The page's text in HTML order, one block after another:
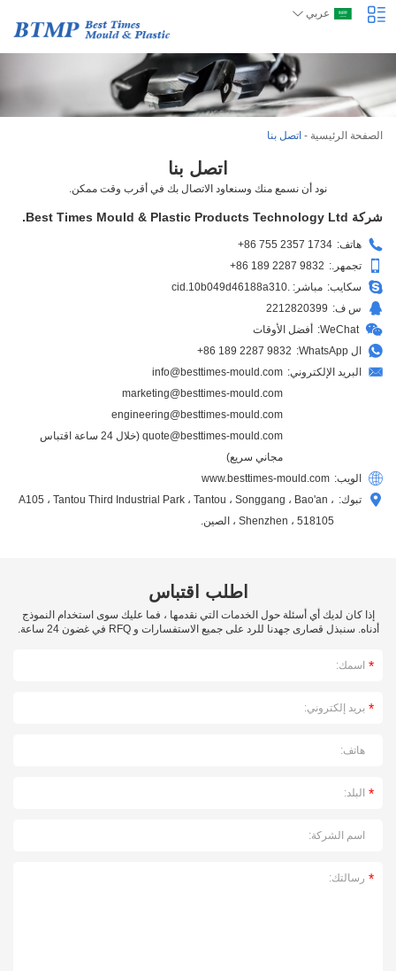
عربي
الصفحة الرئيسية - اتصل بنا
اتصل بنا
نود أن نسمع منك وسنعاود الاتصال بك في أقرب وقت ممكن.
شركة Best Times Mould & Plastic Products Technology Ltd.
هاتف: +86 755 2357 1734
تجمهر.: +86 189 2287 9832
سكايب: مباشر: .cid.10b049d46188a310
س ف: 2212820399
WeChat: أفضل الأوقات
ال WhatsApp:
+86 189 2287 9832
البريد الإلكتروني: info@besttimes-mould.com
marketing@besttimes-mould.com
engineering@besttimes-mould.com
quote@besttimes-mould.com
(خلال 24 ساعة اقتباس
مجاني سريع)
الويب: www.besttimes-mould.com
تبوك: A105 ، Tantou Third Industrial Park ، Tantou ، Songgang ، Bao'an ،
Shenzhen ، 518105 ، الصين.
اطلب اقتباس
إذا كان لديك أي أسئلة حول الخدمات التي نقدمها ، فما عليك سوى استخدام النموذج
أدناه. سنبذل قصارى جهدنا للرد على جميع الاستفسارات و RFQ في غضون 24 ساعة.